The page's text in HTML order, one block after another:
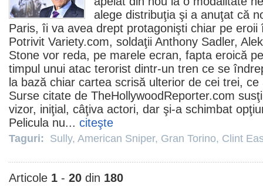
alege distribuţia şi a anuţat că
Paris, îi va avea drept protagonişti chiar pe
Potrivit Variety.com, soldaţii Anthony Sadler,
Stone vor reda, pe marele ecran, fapta eroică
timpul unui atac terorist dintr-un tren ce se
la bază chiar cartea scrisă ulterior de cei trei,
Surse citate de TheHollywoodReporter.com
vizor, iniţial, câţiva actori, dar şi-a schimbat
Pelicula nu... citeşte
Taguri: Sully, American Sniper, Gran Torino, Clint
Articole 1 - 20 din 180